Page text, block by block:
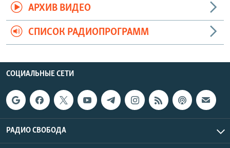
АРХИВ ВИДЕО
СПИСОК РАДИОПРОГРАММ
СОЦИАЛЬНЫЕ СЕТИ
РАДИО СВОБОДА